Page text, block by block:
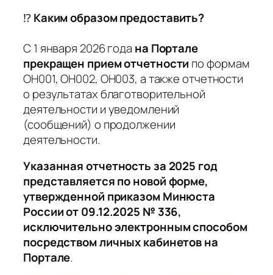
⁉️Каким образом предоставить?
С 1 января 2026 года на Портале
прекращен прием отчетности по формам
ОН001, ОН002, ОН003, а также отчетности
о результатах благотворительной
деятельности и уведомлений
(сообщений) о продолжении
деятельности.
Указанная отчетность за 2025 год
представляется по новой форме,
утвержденной приказом Минюста
России от 09.12.2025 № 336,
исключительно электронным способом
посредством личных кабинетов на
Портале.